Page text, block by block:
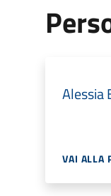
Alessia
VAI ALLA